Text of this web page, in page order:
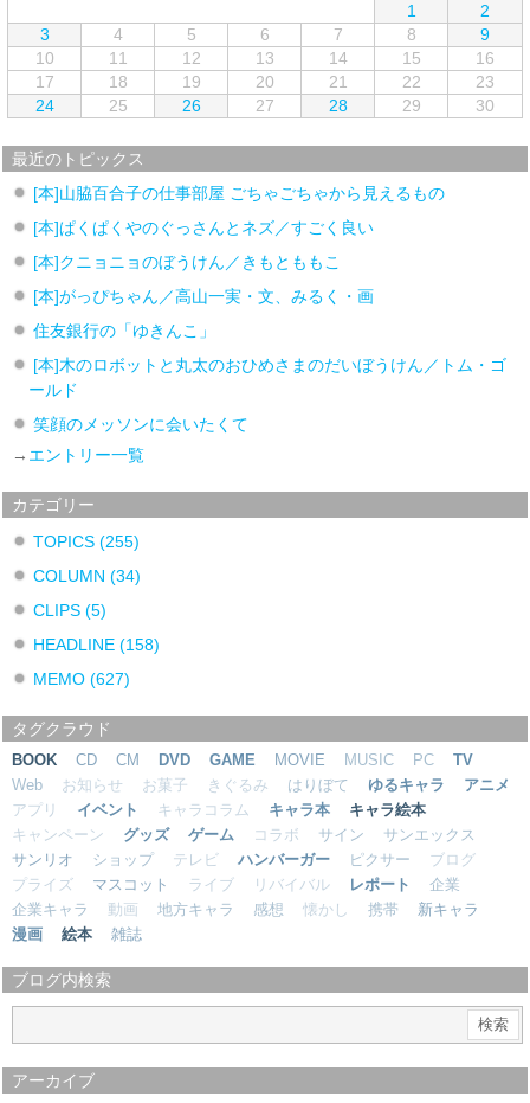
1
2
3
4 5 6 7 8
9
10
11 12 13 14 15
16
17
18 19 20 21 22
23
24
25 26 27 28 29 30
最近のトピックス
[本]山脇百合子の仕事部屋 ごちゃごちゃから見えるもの
[本]ぱくぱくやのぐっさんとネズ／すごく良い
[本]クニョニョのぼうけん／きもとももこ
[本]がっぴちゃん／高山一実・文、みるく・画
住友銀行の「ゆきんこ」
[本]木のロボットと丸太のおひめさまのだいぼうけん／トム・ゴ
ールド
笑顔のメッソンに会いたくて
→ エントリー一覧
カテゴリー
TOPICS (255)
COLUMN (34)
CLIPS (5)
HEADLINE (158)
MEMO (627)
タグクラウド
BOOK CD CM DVD GAME MOVIE MUSIC PC
TV
Web
お知らせ お菓子 きぐるみ はりぼて ゆるキャラ
アニメ
アプリ
イベント キャラコラム キャラ本
キャラ絵本
キャンペーン
グッズ ゲーム コラボ サイン
サンエックス
サンリオ
ショップ テレビ ハンバーガー ピクサー
ブログ
プライズ
マスコット ライブ リバイバル レポート
企業
企業キャラ
動画 地方キャラ 感想 懐かし 携帯
新キャラ
漫画
絵本 雑誌
ブログ内検索
アーカイブ